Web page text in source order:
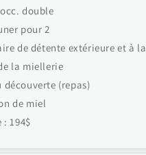
double
pour 2
de détente extérieure et à la
la miellerie
découverte (repas)
de miel
194$